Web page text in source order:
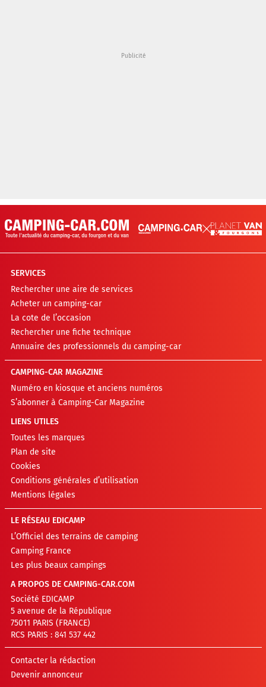
SERVICES
Rechercher une aire de services
Acheter un camping-car
La cote de l’occasion
Rechercher une fiche technique
Annuaire des professionnels du camping-car
CAMPING-CAR MAGAZINE
Numéro en kiosque et anciens numéros
S’abonner à Camping-Car Magazine
LIENS UTILES
Toutes les marques
Plan de site
Cookies
Conditions générales d’utilisation
Mentions légales
LE RÉSEAU EDICAMP
L’Officiel des terrains de camping
Camping France
Les plus beaux campings
A PROPOS DE CAMPING-CAR.COM
Société EDICAMP
5 avenue de la République
75011 PARIS (FRANCE)
RCS PARIS : 841 537 442
Contacter la rédaction
Devenir annonceur